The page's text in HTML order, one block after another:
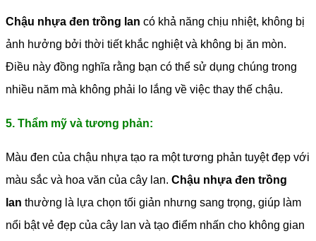
Chậu nhựa đen trồng lan có khả năng chịu nhiệt, không bị
ảnh hưởng bởi thời tiết khắc nghiệt và không bị ăn mòn.
Điều này đồng nghĩa rằng bạn có thể sử dụng chúng trong
nhiều năm mà không phải lo lắng về việc thay thế chậu.
5. Thẩm mỹ và tương phản:
Màu đen của chậu nhựa tạo ra một tương phản tuyệt đẹp với
màu sắc và hoa văn của cây lan. Chậu nhựa đen trồng
lan thường là lựa chọn tối giản nhưng sang trọng, giúp làm
nổi bật vẻ đẹp của cây lan và tạo điểm nhấn cho không gian